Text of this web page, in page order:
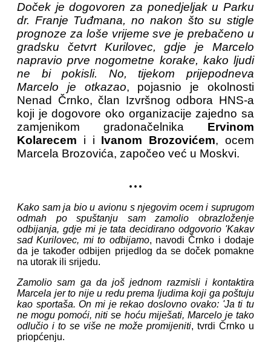
Doček je dogovoren za ponedjeljak u Parku
dr. Franje Tuđmana, no nakon što su stigle
prognoze za loše vrijeme sve je prebačeno u
gradsku četvrt Kurilovec, gdje je Marcelo
napravio prve nogometne korake, kako ljudi
ne bi pokisli. No, tijekom prijepodneva
Marcelo je otkazao, pojasnio je okolnosti
Nenad Črnko, član Izvršnog odbora HNS-a
koji je dogovore oko organizacije zajedno sa
zamjenikom gradonačelnika Ervinom
Kolarecem i i Ivanom Brozovićem, ocem
Marcela Brozovića, započeo već u Moskvi.
...
Kako sam ja bio u avionu s njegovim ocem i suprugom
odmah po spuštanju sam zamolio obrazloženje
odbijanja, gdje mi je tata decidirano odgovorio 'Kakav
sad Kurilovec, mi to odbijamo, navodi Črnko i dodaje
da je također odbijen prijedlog da se doček pomakne
na utorak ili srijedu.
Zamolio sam ga da još jednom razmisli i kontaktira
Marcela jer to nije u redu prema ljudima koji ga poštuju
kao sportaša. On mi je rekao doslovno ovako: 'Ja ti tu
ne mogu pomoći, niti se hoću miješati, Marcelo je tako
odlučio i to se više ne može promijeniti, tvrdi Črnko u
priopćenju.